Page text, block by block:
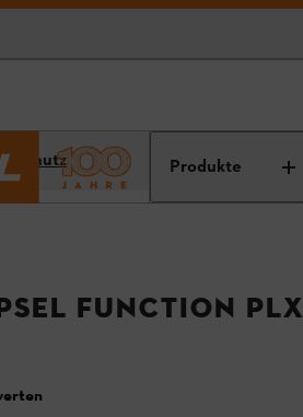
Produkte
FUNCTION PLX